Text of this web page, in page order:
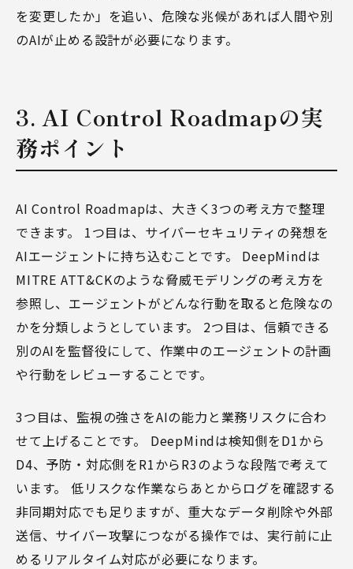
を変更したか」を追い、危険な兆候があれば人間や別
のAIが止める設計が必要になります。
3. AI Control Roadmapの実
務ポイント
AI Control Roadmapは、大きく3つの考え方で整理
できます。 1つ目は、サイバーセキュリティの発想を
AIエージェントに持ち込むことです。 DeepMindは
MITRE ATT&CKのような脅威モデリングの考え方を
参照し、エージェントがどんな行動を取ると危険なの
かを分類しようとしています。 2つ目は、信頼できる
別のAIを監督役にして、作業中のエージェントの計画
や行動をレビューすることです。
3つ目は、監視の強さをAIの能力と業務リスクに合わ
せて上げることです。 DeepMindは検知側をD1から
D4、予防・対応側をR1からR3のような段階で考えて
います。 低リスクな作業ならあとからログを確認する
非同期対応でも足りますが、重大なデータ削除や外部
送信、サイバー攻撃につながる操作では、実行前に止
めるリアルタイム対応が必要になります。